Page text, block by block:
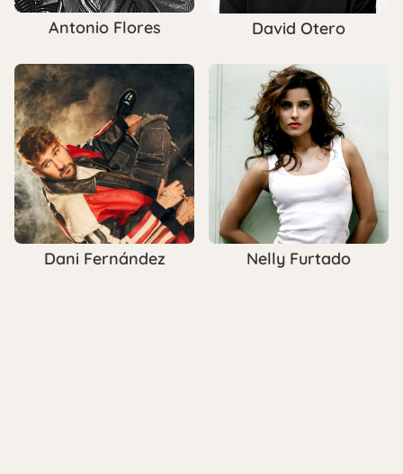
Antonio Flores David Otero
Dani Fernández Nelly Furtado